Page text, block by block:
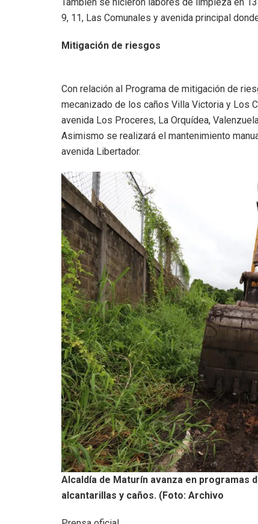
9, 11, Las Comunales y avenida principal
Mitigación de riesgos
Con relación al Programa de mitigación de
mecanizado de los caños Villa Victoria y Los
avenida Los Proceres, La Orquídea,
Asimismo se realizará el mantenimiento
avenida Libertador.
Alcaldía de Maturín avanza en programas
alcantarillas y caños. (Foto: Archivo